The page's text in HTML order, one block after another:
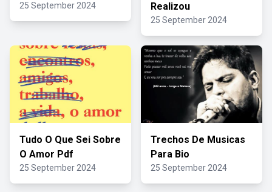
25 September 2024
Realizou
25 September 2024
Tudo O Que Sei Sobre
O Amor Pdf
25 September 2024
Trechos De Musicas
Para Bio
25 September 2024